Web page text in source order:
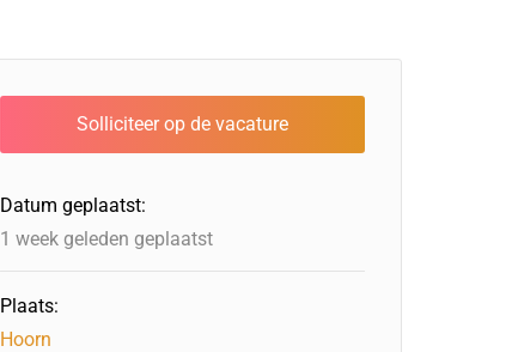
Datum geplaatst:
1 week geleden geplaatst
Plaats:
Hoorn